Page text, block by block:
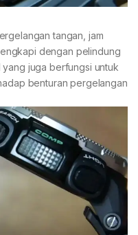
tangan, jam
dengan pelindung
juga berfungsi untuk
benturan pergelangan